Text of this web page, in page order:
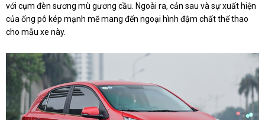
với cụm đèn sương mù gương cầu. Ngoài ra, cản sau và sự xuất hiện
của ống pô kép mạnh mẽ mang đến ngoại hình đậm chất thể thao
cho mẫu xe này.